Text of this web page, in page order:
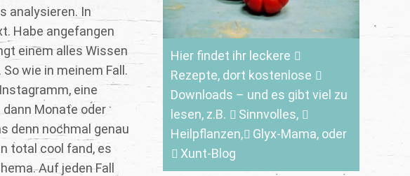
Hier findet ihr leckere
Rezepte, dort kostenlose
Downloads – und es gibt viel zu
lesen, z.B.
Sinnvolles,
Heilpflanzen,
Glyx-Mama, oder
Xunt-Blog
analysieren. In
Habe angefangen
einem alles Wissen
wie in meinem Fall.
eine
Monate oder
denn nochmal genau
total cool fand, es
Auf jeden Fall